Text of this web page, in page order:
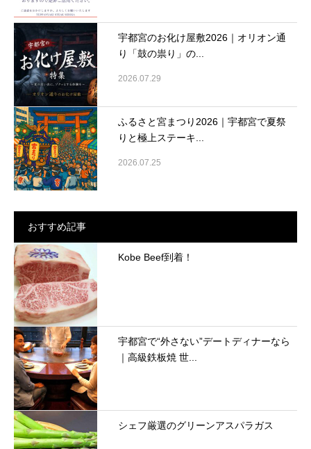
宇都宮のお化け屋敷2026｜オリオン通
り「鼓の祟り」の...
2026.07.29
ふるさと宮まつり2026｜宇都宮で夏祭
りと極上ステーキ...
2026.07.25
おすすめ記事
Kobe Beef到着！
宇都宮で“外さない”デートディナーなら
｜高級鉄板焼 世...
シェフ厳選のグリーンアスパラガス